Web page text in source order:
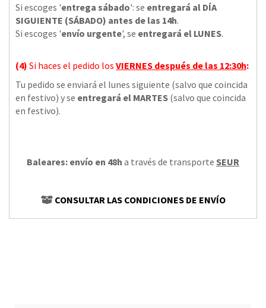
Si escoges 'entrega sábado': se entregará al DÍA
SIGUIENTE (SÁBADO) antes de las 14h.
Si escoges 'envío urgente', se entregará el LUNES.
(4) Si haces el pedido los VIERNES después de las 12:30h:
Tu pedido se enviará el lunes siguiente (salvo que coincida
en festivo) y se entregará el MARTES (salvo que coincida
en festivo).
Baleares: envío en 48h a través de transporte SEUR
CONSULTAR LAS CONDICIONES DE ENVÍO